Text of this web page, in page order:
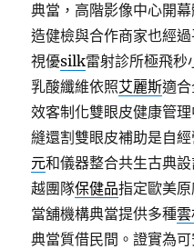
典當，高階影像中心開
造健檢與合作商家也經
視優silk雷射診所極飛秒
乳酸纖維依照艾麗斯適
效客制化雙眼皮健康管
縫還割雙眼皮補助是自
元和儀器整合共生古典
越團隊保健品指定歐美
當舖機構典當提供多種
典當質借民間。證實為